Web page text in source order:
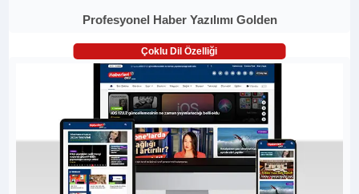
Profesyonel Haber Yazılımı Golden
Çoklu Dil Özelliği